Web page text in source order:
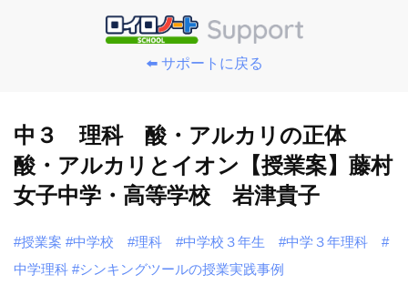
⬅️ サポートに戻る
中３ 理科 酸・アルカリの正体
酸・アルカリとイオン【授業案】藤村
女子中学・高等学校 岩津貴子
#授業案 #中学校 #理科 #中学校３年生 #中学３年理科
#
中学理科 #シンキングツールの授業実践事例